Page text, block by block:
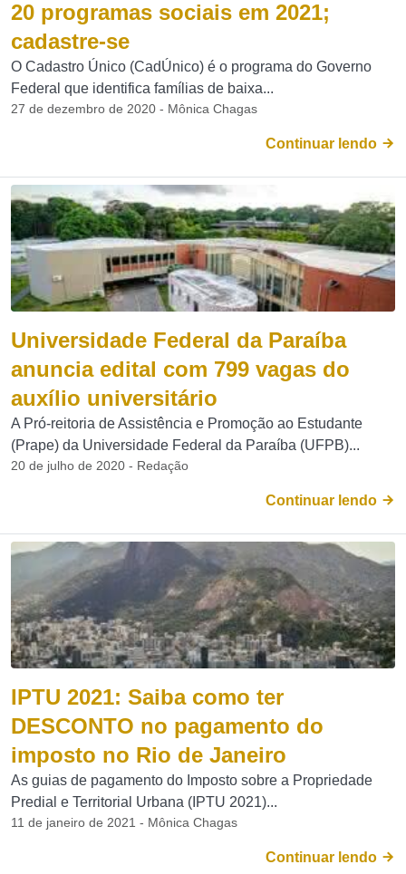
20 programas sociais em 2021;
cadastre-se
O Cadastro Único (CadÚnico) é o programa do Governo
Federal que identifica famílias de baixa...
27 de dezembro de 2020 - Mônica Chagas
Continuar lendo
Universidade Federal da Paraíba
anuncia edital com 799 vagas do
auxílio universitário
A Pró-reitoria de Assistência e Promoção ao Estudante
(Prape) da Universidade Federal da Paraíba (UFPB)...
20 de julho de 2020 - Redação
Continuar lendo
IPTU 2021: Saiba como ter
DESCONTO no pagamento do
imposto no Rio de Janeiro
As guias de pagamento do Imposto sobre a Propriedade
Predial e Territorial Urbana (IPTU 2021)...
11 de janeiro de 2021 - Mônica Chagas
Continuar lendo